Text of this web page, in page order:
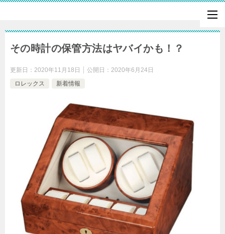
その時計の保管方法はヤバイかも！？
更新日： 2020年11月18日 公開日： 2020年6月24日
ロレックス
新着情報